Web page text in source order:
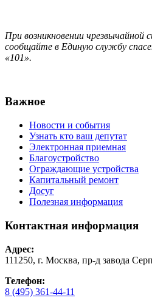
При возникновении чрезвычайной
сообщайте в Единую службу
«101».
Важное
Новости и события
Узнать кто ваш депутат
Электронная приемная
Благоустройство
Ограждающие устройства
Капитальный ремонт
Досуг
Полезная информация
Контактная информация
Адрес:
111250, г. Москва, пр-д завода
Телефон:
8 (495) 361-44-11